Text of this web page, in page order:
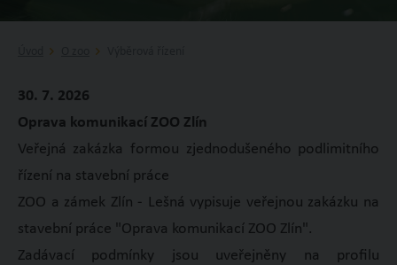
30. 7. 2026
Oprava komunikací ZOO Zlín
Veřejná zakázka formou zjednodušeného podlimitního
řízení na stavební práce
ZOO a zámek Zlín - Lešná vypisuje veřejnou zakázku na
stavební práce "Oprava komunikací ZOO Zlín".
Zadávací podmínky jsou uveřejněny na profilu